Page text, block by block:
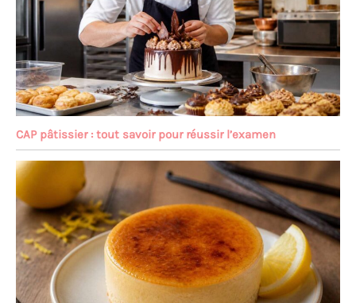
CAP pâtissier : tout savoir pour réussir l’examen